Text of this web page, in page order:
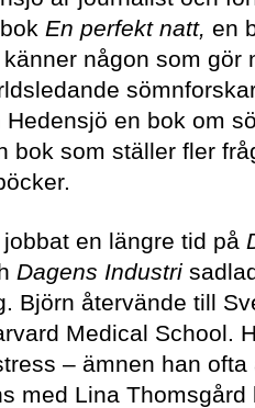
En perfektnatt, en
någon som gör
Hedensjö en bok om
bok som ställer fler
en längre tid på
Dagens Industri
Björn återvände till
Medical School.
– ämnen han
med Lina Thomsgård